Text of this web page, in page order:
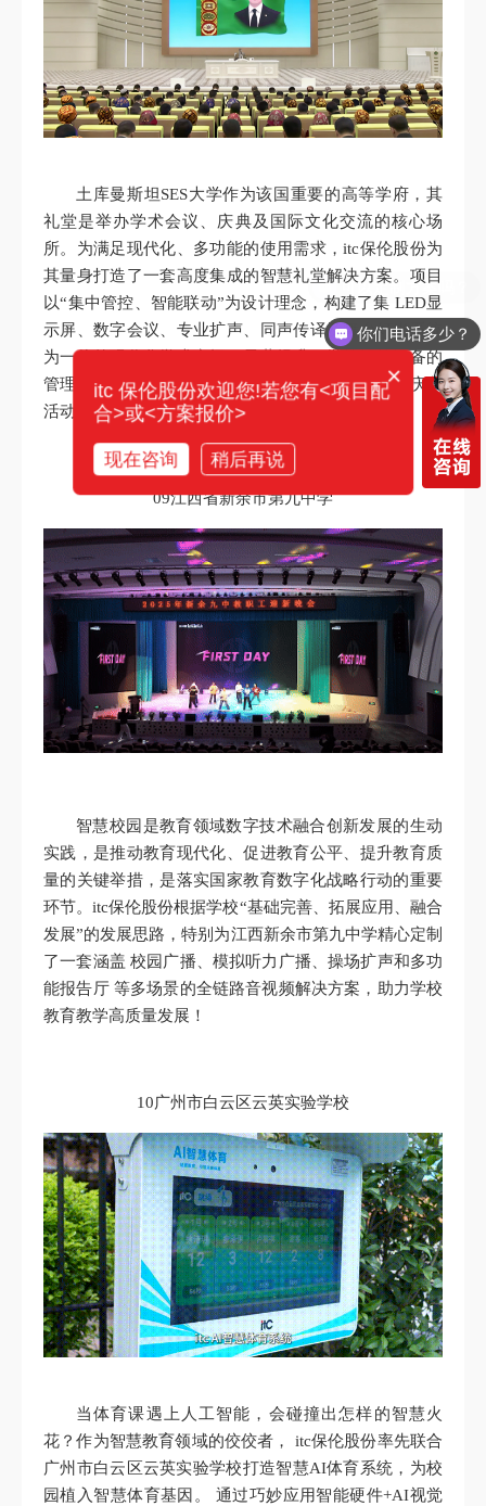
土库曼斯坦SES大学作为该国重要的高等学府，其
礼堂是举办学术会议、庆典及国际文化交流的核心场
所。为满足现代化、多功能的使用需求，itc保伦股份为
其量身打造了一套高度集成的智慧礼堂解决方案。项目
以“集中管控、智能联动”为设计理念，构建了集 LED显
示屏、数字会议、专业扩声、同声传译及舞台灯光系统
为一体的现代化学术空间，显著提升了学校设施设备的
管理水平和使用体验，为学校举办各类学术会议、庆典
活动等提供了坚实的技术保障。
09江西省新余市第九中学
智慧校园是教育领域数字技术融合创新发展的生动
实践，是推动教育现代化、促进教育公平、提升教育质
量的关键举措，是落实国家教育数字化战略行动的重要
环节。itc保伦股份根据学校“基础完善、拓展应用、融合
发展”的发展思路，特别为江西新余市第九中学精心定制
了一套涵盖 校园广播、模拟听力广播、操场扩声和多功
能报告厅 等多场景的全链路音视频解决方案，助力学校
教育教学高质量发展！
10广州市白云区云英实验学校
当体育课遇上人工智能，会碰撞出怎样的智慧火
花？作为智慧教育领域的佼佼者， itc保伦股份率先联合
广州市白云区云英实验学校打造智慧AI体育系统，为校
园植入智慧体育基因。 通过巧妙应用智能硬件+AI视觉
你们电话多少？
×
itc 保伦股份欢迎您!若您有<项目配
合>或<方案报价>
现在咨询 稍后再说